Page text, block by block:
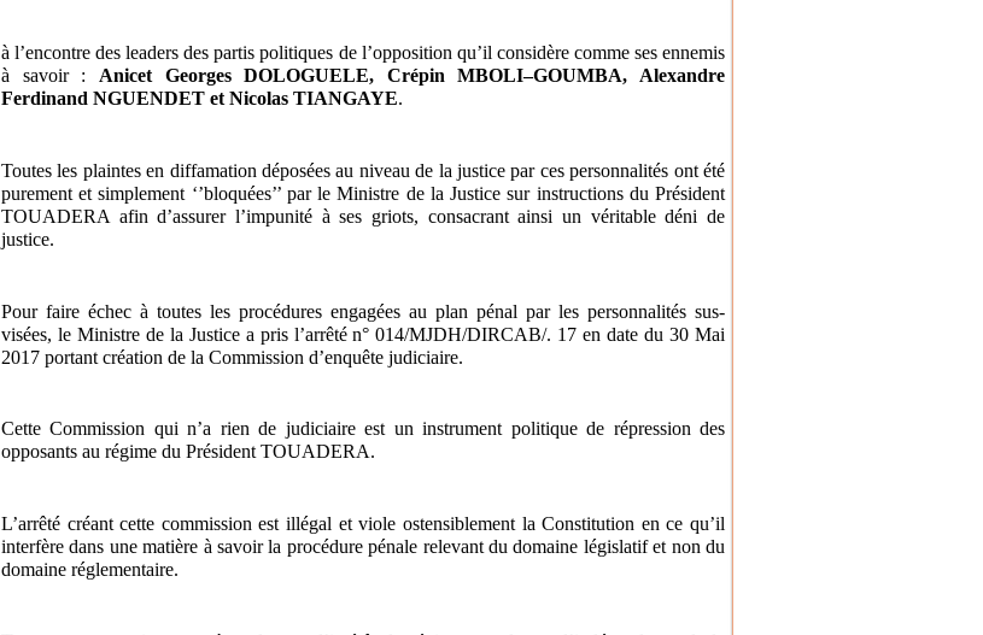
à l’encontre des leaders des partis politiques de l’opposition qu’il considère comme ses ennemis
à savoir : Anicet Georges DOLOGUELE, Crépin MBOLI–GOUMBA, Alexandre
Ferdinand NGUENDET et Nicolas TIANGAYE.
Toutes les plaintes en diffamation déposées au niveau de la justice par ces personnalités ont été
purement et simplement ‘’bloquées’’ par le Ministre de la Justice sur instructions du Président
TOUADERA afin d’assurer l’impunité à ses griots, consacrant ainsi un véritable déni de
justice.
Pour faire échec à toutes les procédures engagées au plan pénal par les personnalités sus-
visées, le Ministre de la Justice a pris l’arrêté n° 014/MJDH/DIRCAB/. 17 en date du 30 Mai
2017 portant création de la Commission d’enquête judiciaire.
Cette Commission qui n’a rien de judiciaire est un instrument politique de répression des
opposants au régime du Président TOUADERA.
L’arrêté créant cette commission est illégal et viole ostensiblement la Constitution en ce qu’il
interfère dans une matière à savoir la procédure pénale relevant du domaine législatif et non du
domaine réglementaire.